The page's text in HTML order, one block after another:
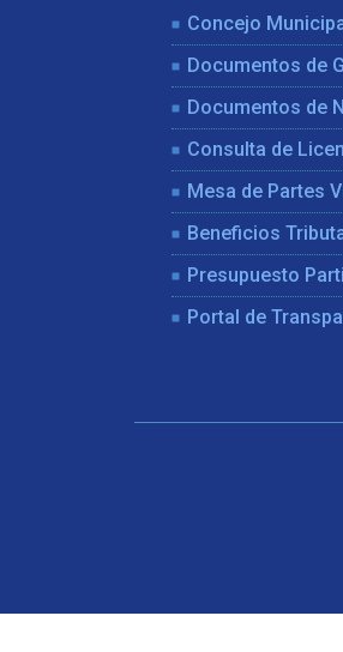
Concejo
Documentos de
Documentos de
Consulta de
Mesa de Partes
Beneficios
Presupuesto
Portal de